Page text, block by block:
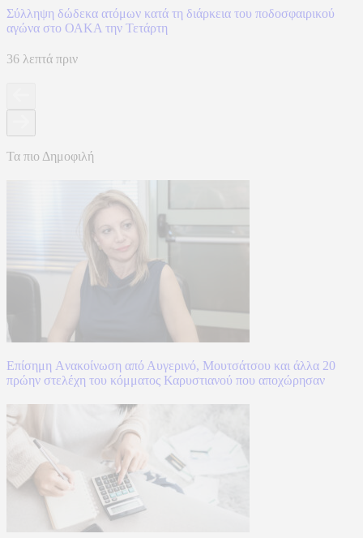
Σύλληψη δώδεκα ατόμων κατά τη διάρκεια του ποδοσφαιρικού
αγώνα στο ΟΑΚΑ την Τετάρτη
36 λεπτά πριν
Τα πιο Δημοφιλή
Επίσημη Aνακοίνωση από Αυγερινό, Μουτσάτσου και άλλα 20
πρώην στελέχη του κόμματος Καρυστιανού που αποχώρησαν